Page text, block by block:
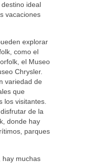
ideal
vacaciones
explorar
como el
el Museo
Chrysler.
variedad de
que
los visitantes.
de la
donde hay
parques
hay muchas